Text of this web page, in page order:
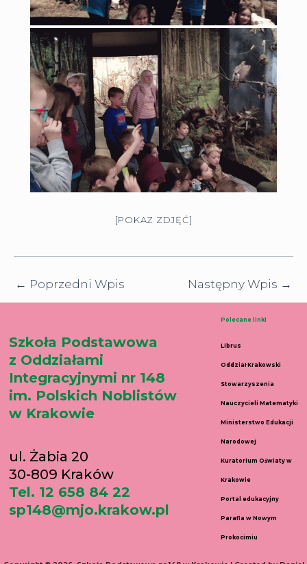
[POKAZ ZDJĘĆ]
← Poprzedni Wpis Następny Wpis →
Szkoła Podstawowa
z Oddziałami
Integracyjnymi nr 148
im. Polskich Noblistów
w Krakowie
ul. Żabia 20
30-809 Kraków
Tel. 12 658 84 22
sp148@mjo.krakow.pl
Polecane linki
Librus
Oddział Krakowski
Stowarzyszenia
Nauczycieli Matematyki
Ministerstwo Edukacji
Narodowej
Kuratorium Oświaty w
Krakowie
Portal edukacyjny
Parafia w Nowym
Prokocimiu